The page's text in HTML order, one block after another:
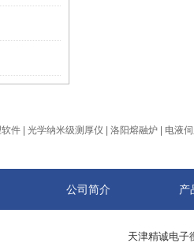
件 光学纳米级测厚仪 洛阳熔融炉 电液
公司简介 产
天津精诚电